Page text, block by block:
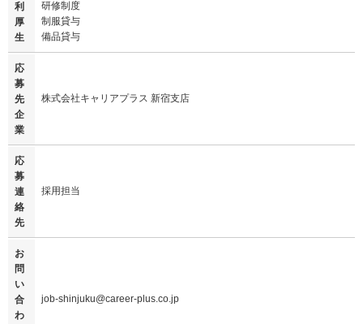
利
厚
生
研修制度
制服貸与
備品貸与
応
募
先
企
業
株式会社キャリアプラス 新宿支店
応
募
連
絡
先
採用担当
お
問
い
合
わ
job-shinjuku@career-plus.co.jp